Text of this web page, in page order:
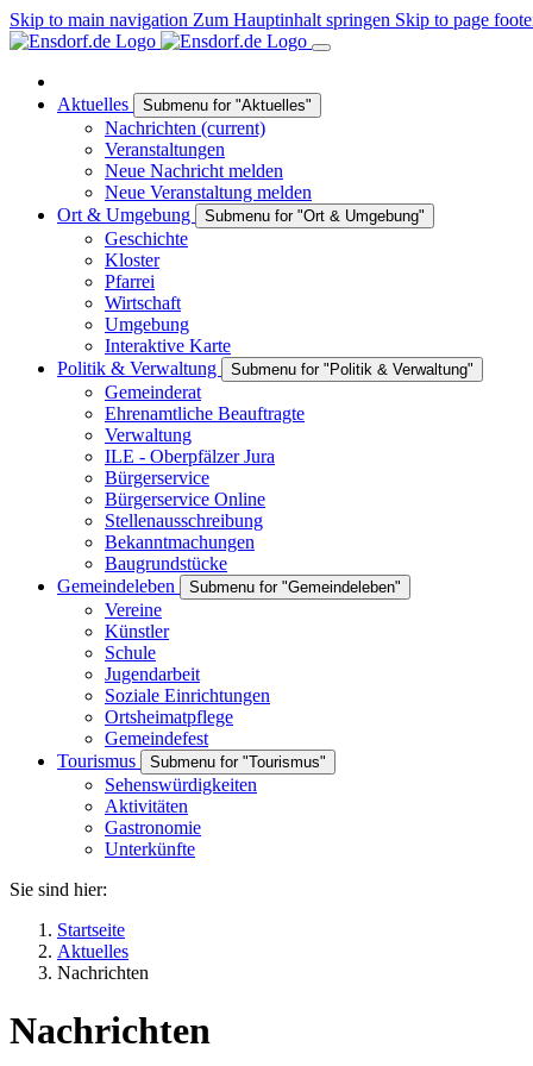
Skip to main navigation Zum Hauptinhalt springen Skip to page
Aktuelles Submenu for "Aktuelles"
Nachrichten (current)
Veranstaltungen
Neue Nachricht melden
Neue Veranstaltung melden
Ort & Umgebung
Submenu for "Ort & Umgebung"
Geschichte
Kloster
Pfarrei
Wirtschaft
Umgebung
Interaktive Karte
Politik & Verwaltung
Submenu for "Politik & Verwaltung"
Gemeinderat
Ehrenamtliche Beauftragte
Verwaltung
ILE - Oberpfälzer Jura
Bürgerservice
Bürgerservice Online
Stellenausschreibung
Bekanntmachungen
Baugrundstücke
Gemeindeleben
Submenu for "Gemeindeleben"
Vereine
Künstler
Schule
Jugendarbeit
Soziale Einrichtungen
Ortsheimatpflege
Gemeindefest
Tourismus
Submenu for "Tourismus"
Sehenswürdigkeiten
Aktivitäten
Gastronomie
Unterkünfte
Sie sind hier:
Startseite
Aktuelles
Nachrichten
Nachrichten